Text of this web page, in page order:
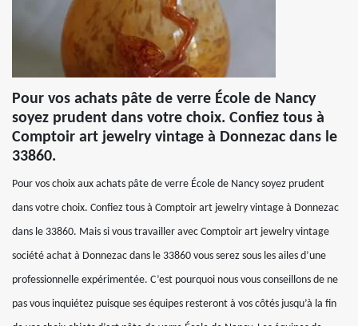
Pour vos achats pâte de verre École de Nancy
soyez prudent dans votre choix. Confiez tous à
Comptoir art jewelry vintage à Donnezac dans le
33860.
Pour vos choix aux achats pâte de verre École de Nancy soyez prudent
dans votre choix. Confiez tous à Comptoir art jewelry vintage à Donnezac
dans le 33860. Mais si vous travailler avec Comptoir art jewelry vintage
société achat à Donnezac dans le 33860 vous serez sous les ailes d’une
professionnelle expérimentée. C’est pourquoi nous vous conseillons de ne
pas vous inquiétez puisque ses équipes resteront à vos côtés jusqu’à la fin